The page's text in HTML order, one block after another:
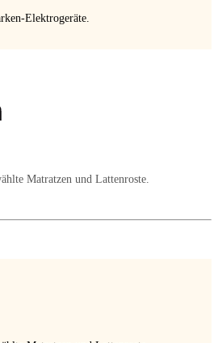
Elektrogeräte.
Matratzen und Lattenroste.